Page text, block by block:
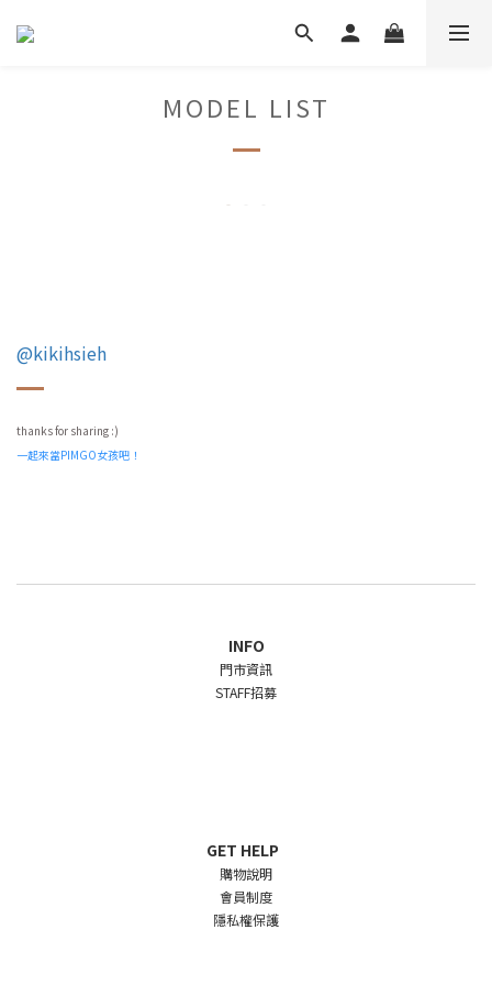
MODEL LIST
@kikihsieh
thanks for sharing :)
一起來當PIMGO女孩吧！
INFO
門市資訊
STAFF招募
GET HELP
購物說明
會員制度
隱私權保護